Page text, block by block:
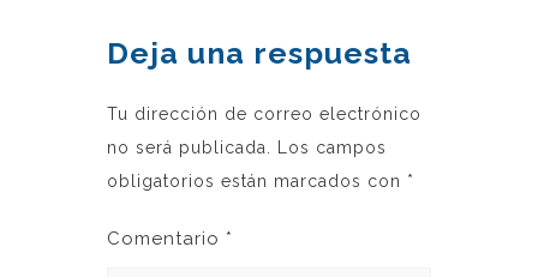
Deja una respuesta
Tu dirección de correo electrónico
no será publicada.
Los campos
obligatorios están marcados con *
Comentario *